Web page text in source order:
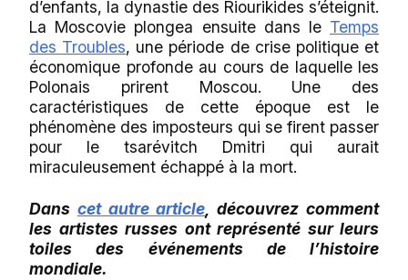
d’enfants, la dynastie des Riourikides s’éteignit.
La Moscovie plongea ensuite dans le Temps
des Troubles, une période de crise politique et
économique profonde au cours de laquelle les
Polonais prirent Moscou. Une des
caractéristiques de cette époque est le
phénomène des imposteurs qui se firent passer
pour le tsarévitch Dmitri qui aurait
miraculeusement échappé à la mort.
Dans cet autre article , découvrez comment
les artistes russes ont représenté sur leurs
toiles des événements de l’histoire
mondiale.